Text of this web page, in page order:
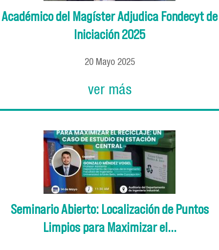
Académico del Magíster Adjudica Fondecyt de
Iniciación 2025
20 Mayo 2025
ver más
Seminario Abierto: Localización de Puntos
Limpios para Maximizar el...